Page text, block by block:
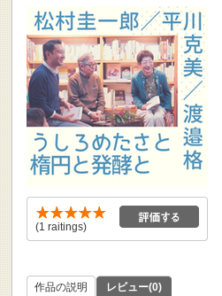
(1 raitings)
作品の説明 レビュー(0)